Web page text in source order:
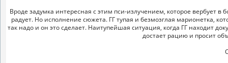
Вроде задумка интересная с этим пси-излучением, которое вербует
радует. Но исполнение сюжета. ГГ тупая и безмозглая марионетка,
так надо и он это сделает. Наитупейшая ситуация, когда ГГ находит
достает рацию и просит